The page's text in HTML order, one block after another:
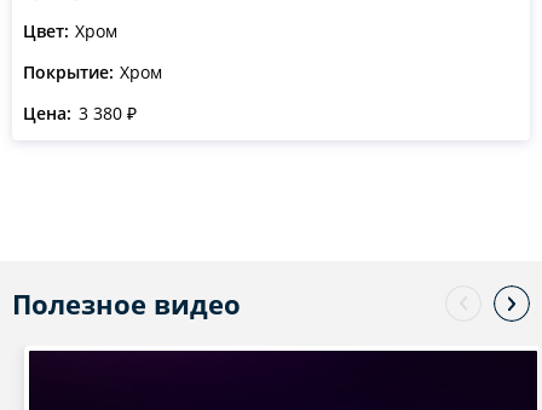
Цвет: Хром
Покрытие: Хром
Цена: 3 380 ₽
Полезное видео